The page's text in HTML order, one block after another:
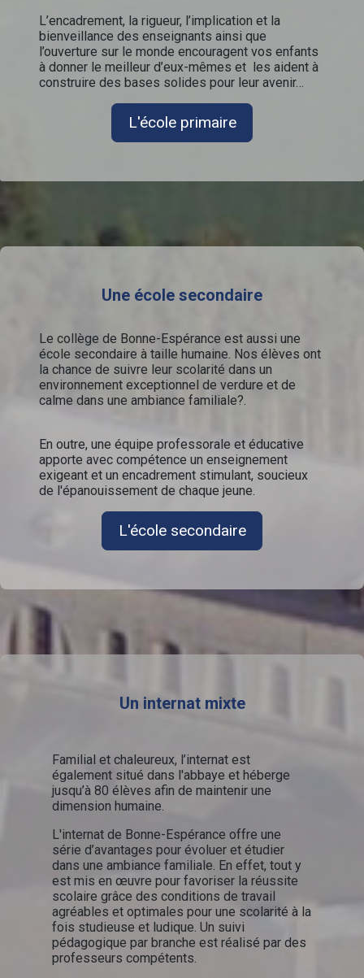
L’encadrement, la rigueur, l’implication et la
bienveillance des enseignants ainsi que
l’ouverture sur le monde encouragent vos enfants
à donner le meilleur d’eux-mêmes et les aident à
construire des bases solides pour leur avenir…
L'école primaire
Une école secondaire
Le collège de Bonne-Espérance est aussi une
école secondaire à taille humaine. Nos élèves ont
la chance de suivre leur scolarité dans un
environnement exceptionnel de verdure et de
calme dans une ambiance familiale?.
En outre, une équipe professorale et éducative
apporte avec compétence un enseignement
exigeant et un encadrement stimulant, soucieux
de l'épanouissement de chaque jeune.
L'école secondaire
Un internat mixte
Familial et chaleureux, l’internat est
également situé dans l'abbaye et héberge
jusqu’à 80 élèves afin de maintenir une
dimension humaine.
L'internat de Bonne-Espérance offre une
série d’avantages pour évoluer et étudier
dans une ambiance familiale. En effet, tout y
est mis en œuvre pour favoriser la réussite
scolaire grâce des conditions de travail
agréables et optimales pour une scolarité à la
fois studieuse et ludique. Un suivi
pédagogique par branche est réalisé par des
professeurs compétents.